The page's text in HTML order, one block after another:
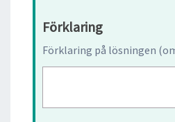
Förklaring
Förklaring på lösningen